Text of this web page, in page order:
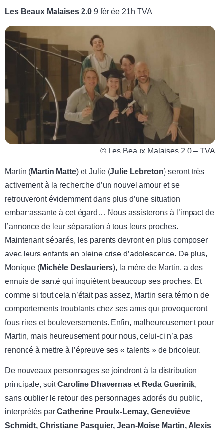
Les Beaux Malaises 2.0 9 fériée 21h TVA
© Les Beaux Malaises 2.0 – TVA
Martin (Martin Matte) et Julie (Julie Lebreton) seront très
activement à la recherche d’un nouvel amour et se
retrouveront évidemment dans plus d’une situation
embarrassante à cet égard… Nous assisterons à l’impact de
l’annonce de leur séparation à tous leurs proches.
Maintenant séparés, les parents devront en plus composer
avec leurs enfants en pleine crise d’adolescence. De plus,
Monique (Michèle Deslauriers), la mère de Martin, a des
ennuis de santé qui inquiètent beaucoup ses proches. Et
comme si tout cela n’était pas assez, Martin sera témoin de
comportements troublants chez ses amis qui provoqueront
fous rires et bouleversements. Enfin, malheureusement pour
Martin, mais heureusement pour nous, celui-ci n’a pas
renoncé à mettre à l’épreuve ses « talents » de bricoleur.
De nouveaux personnages se joindront à la distribution
principale, soitCaroline Dhavernas et Reda Guerinik,
sans oublier le retour des personnages adorés du public,
interprétés par Catherine Proulx-Lemay, Geneviève
Schmidt, Christiane Pasquier, Jean-Moise Martin, Alexis